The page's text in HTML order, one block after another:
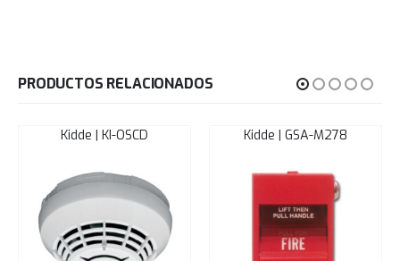
PRODUCTOS RELACIONADOS
Kidde | KI-OSCD Kidde | GSA-M278